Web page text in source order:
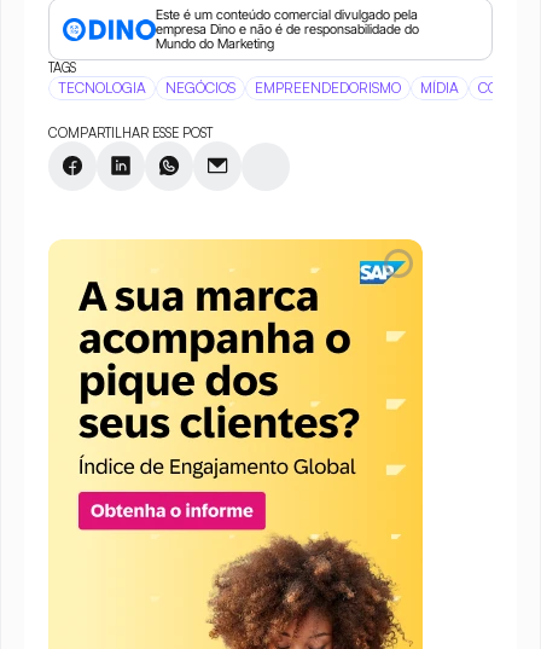
Este é um conteúdo comercial divulgado pela
empresa Dino e não é de responsabilidade do
Mundo do Marketing
TAGS
TECNOLOGIA NEGÓCIOS EMPREENDEDORISMO MÍDIA
COMPARTILHAR ESSE POST